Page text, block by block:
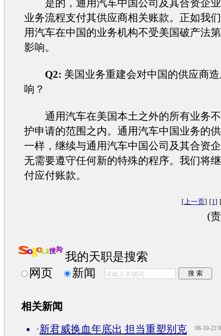
是的，通用汽车中国公司及其合资企业
业务流程支付其供应商相关账款。正如我
用汽车在中国的业务机构不受美国破产法
影响。
Q2: 美国业务重建会对中国的供应商
响？
通用汽车在美国本土之外的所有业务不
护申请的范围之内。通用汽车中国业务的
一样，继续与通用汽车中国公司及其合资
无需要遵守任何新的特殊的程序。我们将
付应付账款。
[上一页] [1]
(
我的天职是搜索
网页
新闻
相关新闻
08-10-22
·新君威换血年底出 担当重塑别克